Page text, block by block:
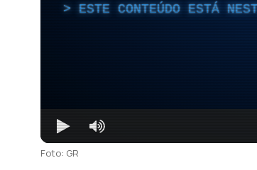
ESTE CONTEÚDO ESTÁ
Foto: GR